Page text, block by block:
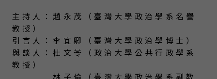
主持人：趙永茂（臺灣大學政治學系名譽
教授）
引言人：李宜卿（臺灣大學政治學博士）
與談人：杜文苓（政治大學公共行政學系
教授）